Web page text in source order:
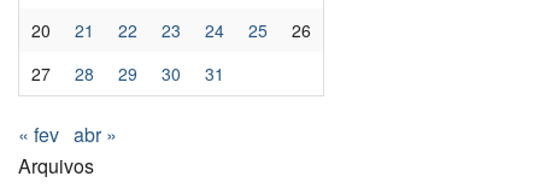
20
21 22 23 24 25
26
27
28 29 30 31
« fev abr »
Arquivos